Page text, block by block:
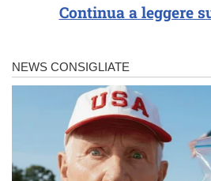
Continua a leggere